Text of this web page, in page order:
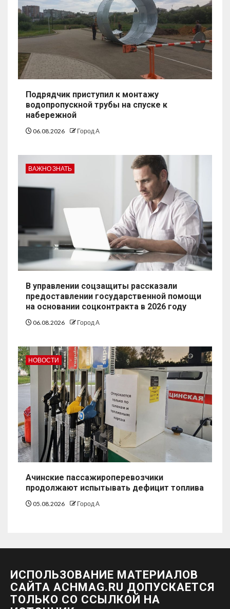
Подрядчик приступил к монтажу
водопропускной трубы на спуске к
набережной
06.08.2026 Город А
ВАЖНО ЗНАТЬ
В управлении соцзащиты рассказали
предоставлении государственной помощи
на основании соцконтракта в 2026 году
06.08.2026 Город А
НОВОСТИ
Ачинские пассажироперевозчики
продолжают испытывать дефицит топлива
05.08.2026 Город А
ИСПОЛЬЗОВАНИЕ МАТЕРИАЛОВ
САЙТА ACHMAG.RU ДОПУСКАЕТСЯ
ТОЛЬКО СО ССЫЛКОЙ НА